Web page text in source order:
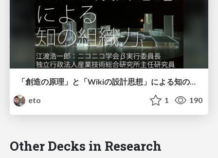
「創造の原理」と「Wikiの設計思想」による知の組織力
eto
1 190
Other Decks in Research